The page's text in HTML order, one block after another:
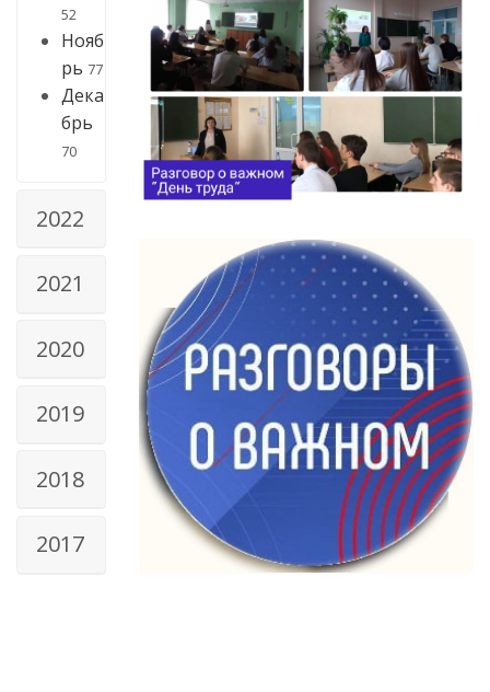
52
Нояб
рь 77
Дека
брь
70
2022
2021
2020
2019
2018
2017